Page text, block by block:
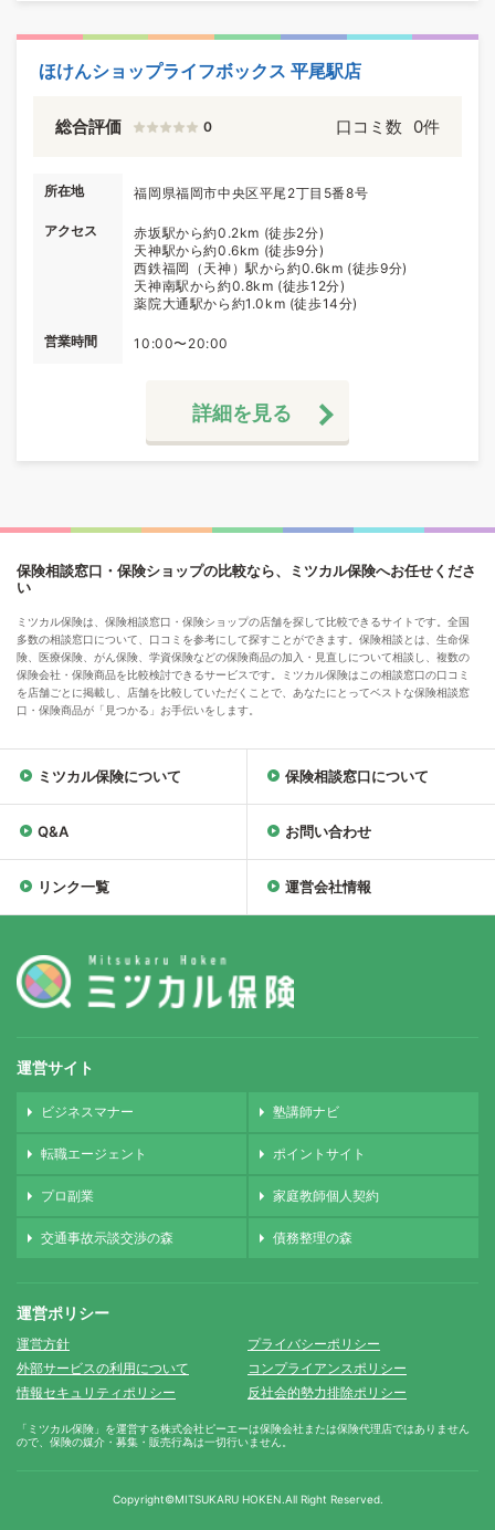
ほけんショップライフボックス 平尾駅店
総合評価 0 口コミ数 0件
所在地 福岡県福岡市中央区平尾2丁目5番8号
アクセス
赤坂駅から約0.2km (徒歩2分)
天神駅から約0.6km (徒歩9分)
西鉄福岡（天神）駅から約0.6km (徒歩9分)
天神南駅から約0.8km (徒歩12分)
薬院大通駅から約1.0km (徒歩14分)
営業時間 10:00〜20:00
詳細を見る
保険相談窓口・保険ショップの比較なら、ミツカル保険へお任せくださ
い
ミツカル保険は、保険相談窓口・保険ショップの店舗を探して比較できるサイトです。全国
多数の相談窓口について、口コミを参考にして探すことができます。保険相談とは、生命保
険、医療保険、がん保険、学資保険などの保険商品の加入・見直しについて相談し、複数の
保険会社・保険商品を比較検討できるサービスです。ミツカル保険はこの相談窓口の口コミ
を店舗ごとに掲載し、店舗を比較していただくことで、あなたにとってベストな保険相談窓
口・保険商品が「見つかる」お手伝いをします。
ミツカル保険について 保険相談窓口について
Q&A お問い合わせ
リンク一覧 運営会社情報
運営サイト
ビジネスマナー 塾講師ナビ
転職エージェント ポイントサイト
プロ副業 家庭教師個人契約
交通事故示談交渉の森 債務整理の森
運営ポリシー
運営方針
プライバシーポリシー
外部サービスの利用について
コンプライアンスポリシー
情報セキュリティポリシー
反社会的勢力排除ポリシー
「ミツカル保険」を運営する株式会社ピーエーは保険会社または保険代理店ではありません
ので、保険の媒介・募集・販売行為は一切行いません。
Copyright©MITSUKARU HOKEN.All Right Reserved.